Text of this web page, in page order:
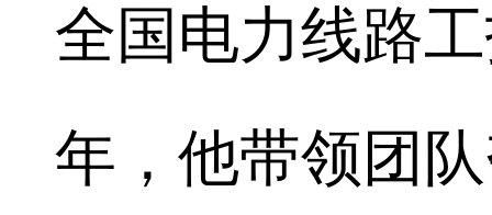
全国电力线路
年，他带领团